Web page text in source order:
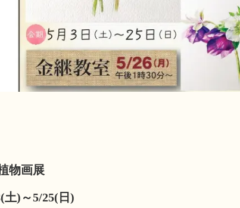
物画展
)～5/25(日)